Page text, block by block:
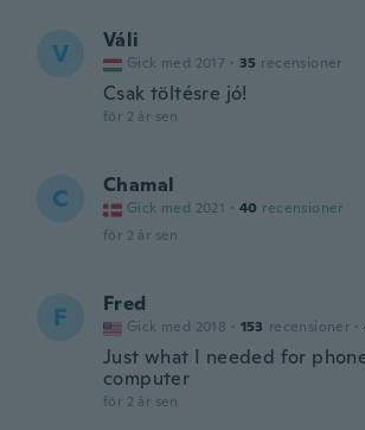
V Váli
Gick med 2017 · 35 recensioner
Csak töltésre jó!
för 2 år sen
C Chamal
Gick med 2021 · 40 recensioner
för 2 år sen
F Fred
Gick med 2018 · 153 recensioner ·
Just what I needed for
computer
för 2 år sen